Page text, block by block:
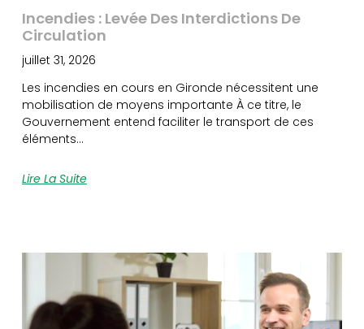
Incendies : Levée Des Interdictions De
Circulation
juillet 31, 2026
Les incendies en cours en Gironde nécessitent une
mobilisation de moyens importante À ce titre, le
Gouvernement entend faciliter le transport de ces
éléments…
Lire La Suite